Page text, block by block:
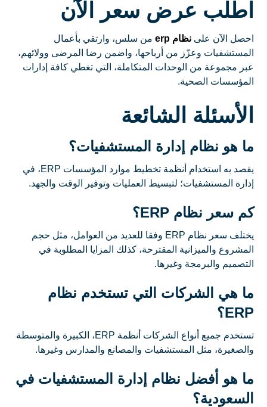
اطلب عرض سعر الآن
احصل الآن علىنظام erp
من سلس، وارتقي بأعمال
المستشفيات وعزّز من أرباحها، واضمن رضا المرضى وولائهم،
عبر مجموعة من الوحدات المتكاملة، التي تغطي كافة إدارات
المؤسسات الصحية.
الأسئلة الشائعة
ما هو نظام إدارة المستشفيات؟
يقصد به استخدام أنظمة تخطيط موارد المؤسسات ERP، في
إدارة المستشفيات؛ لتبسيط العمليات وتوفير الوقت والجهد.
كم سعر نظام ERP؟
يختلف سعر نظام ERP وفقا للعديد من العوامل، مثل حجم
المشروع والميزانية المقترحة، كذلك المزايا المطلوبة في
التصميم والبرمجة وغيرها.
ما هي الشركات التي تستخدم نظام
ERP؟
تستخدم جميع أنواع الشركات أنظمة ERP، الكبيرة والمتوسطة
والصغيرة، مثل المستشفيات والمصانع والمدارس وغيرها.
ما هو أفضل نظام إدارة المستشفيات في
السعودية؟